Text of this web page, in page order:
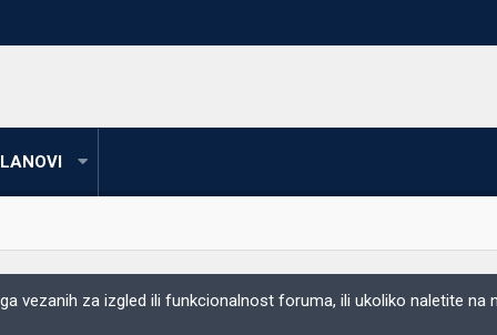
vezanih za izgled ili funkcionalnost foruma, ili ukoliko naletite na